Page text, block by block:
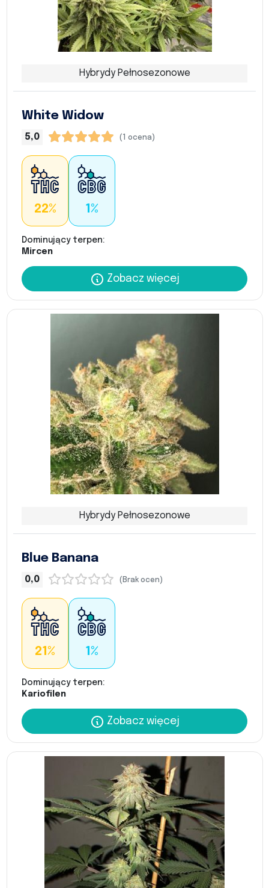
Hybrydy Pełnosezonowe
White Widow
5,0 (1 ocena)
22% 1%
Dominujący terpen:
Mircen
Zobacz więcej
Hybrydy Pełnosezonowe
Blue Banana
0,0 (Brak ocen)
21% 1%
Dominujący terpen:
Kariofilen
Zobacz więcej